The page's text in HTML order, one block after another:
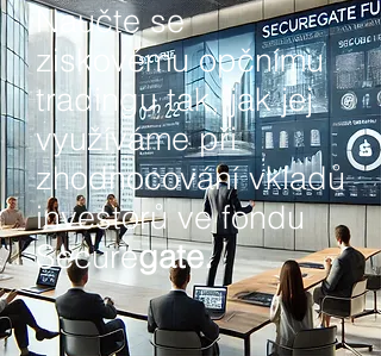
Naučte se
ziskovému opčnímu
tradingu tak, jak jej
využíváme při
zhodnocování vkladů
investorů ve fondu
Securegate.